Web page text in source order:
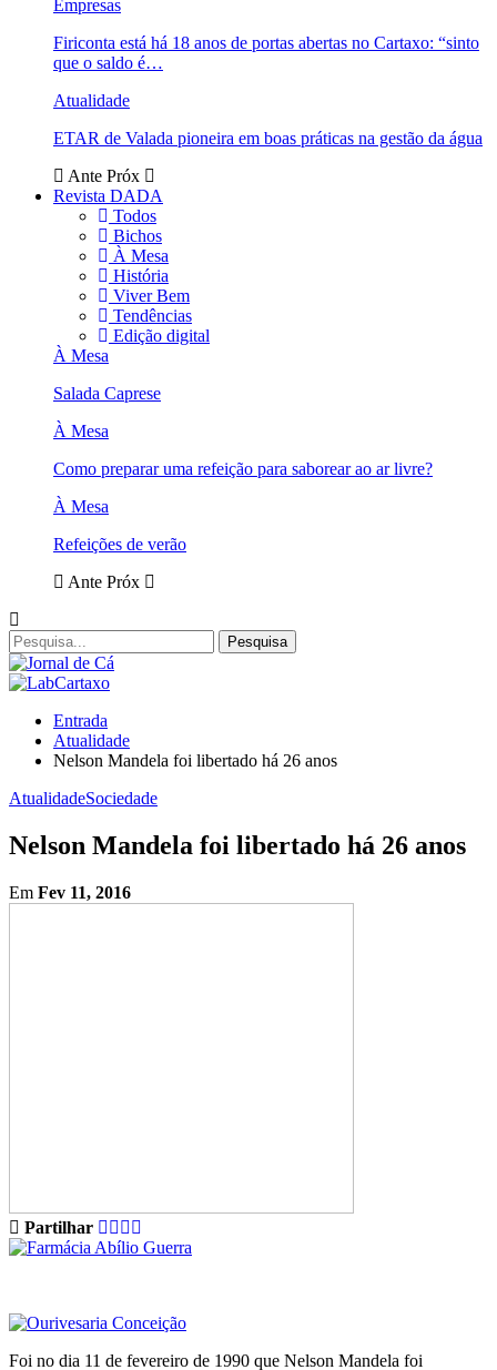
Empresas
Firiconta está há 18 anos de portas abertas no Cartaxo: “sinto
que o saldo é…
Atualidade
ETAR de Valada pioneira em boas práticas na gestão da água
Ante Próx
Revista DADA
Todos
Bichos
À Mesa
História
Viver Bem
Tendências
Edição digital
À Mesa
Salada Caprese
À Mesa
Como preparar uma refeição para saborear ao ar livre?
À Mesa
Refeições de verão
Ante Próx
Entrada
Atualidade
Nelson Mandela foi libertado há 26 anos
AtualidadeSociedade
Nelson Mandela foi libertado há 26 anos
Em Fev 11, 2016
Partilhar
Foi no dia 11 de fevereiro de 1990 que Nelson Mandela foi